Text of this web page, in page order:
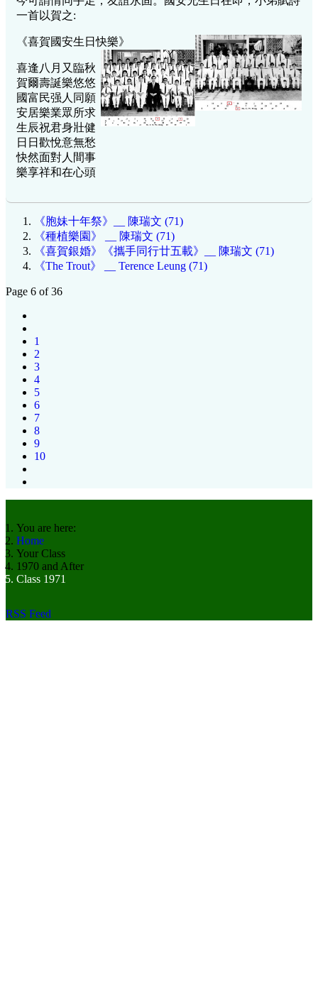
一首以賀之:
《喜賀國安生日快樂》
喜逢八月又臨秋
賀爾壽誕樂悠悠
國富民强人同願
安居樂業眾所求
生辰祝君身壯健
日日歡悅意無愁
快然面對人間事
樂享祥和在心頭
《胞妹十年祭》__ 陳瑞文 (71)
《種植樂園》 __ 陳瑞文 (71)
《喜賀銀婚》《攜手同行廿五載》__ 陳瑞文 (71)
《The Trout》 __ Terence Leung (71)
Page 6 of 36
1
2
3
4
5
6
7
8
9
10
You are here:
Home
Your Class
1970 and After
Class 1971
RSS Feed